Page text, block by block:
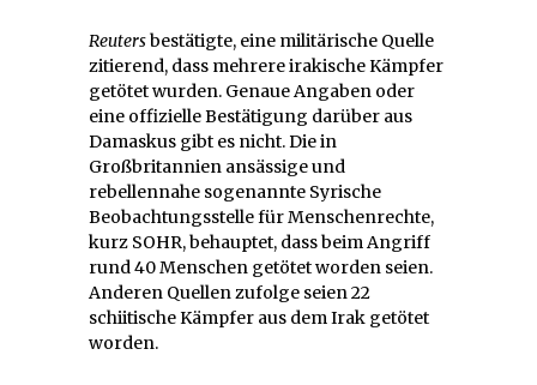
Reutersbestätigte, eine militärische Quelle
zitierend, dass mehrere irakische Kämpfer
getötet wurden. Genaue Angaben oder
eine offizielle Bestätigung darüber aus
Damaskus gibt es nicht. Die in
Großbritannien ansässige und
rebellennahe sogenannte Syrische
Beobachtungsstelle für Menschenrechte,
kurz SOHR, behauptet, dass beim Angriff
rund 40 Menschen getötet worden seien.
Anderen Quellen zufolge seien 22
schiitische Kämpfer aus dem Irak getötet
worden.